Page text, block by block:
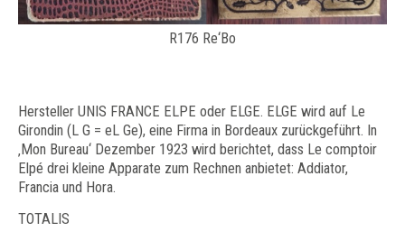
R176 Re‘Bo
Hersteller UNIS FRANCE ELPE oder ELGE. ELGE wird auf Le
Girondin (L G = eL Ge), eine Firma in Bordeaux zurückgeführt. In
‚Mon Bureau‘ Dezember 1923 wird berichtet, dass Le comptoir
Elpé drei kleine Apparate zum Rechnen anbietet: Addiator,
Francia und Hora.
TOTALIS